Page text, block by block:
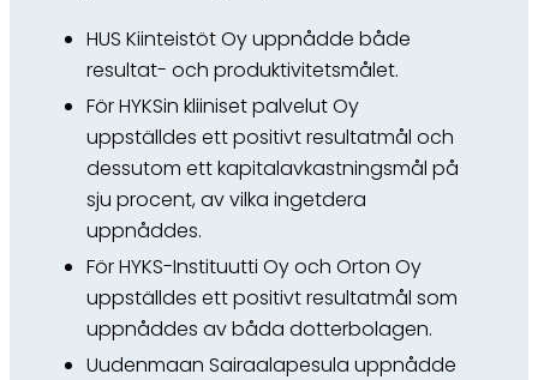
HUS Kiinteistöt Oy uppnådde både
resultat- och produktivitetsmålet.
För HYKSin kliiniset palvelut Oy
uppställdes ett positivt resultatmål och
dessutom ett kapitalavkastningsmål på
sju procent, av vilka ingetdera
uppnåddes.
För HYKS-Instituutti Oy och Orton Oy
uppställdes ett positivt resultatmål som
uppnåddes av båda dotterbolagen.
Uudenmaan Sairaalapesula uppnådde